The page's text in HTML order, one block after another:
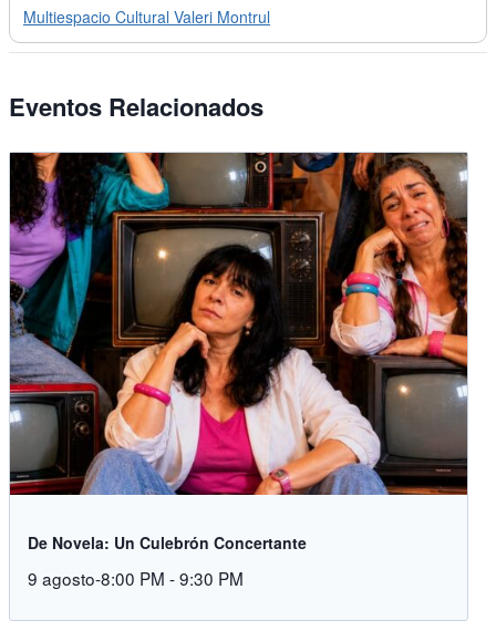
Multiespacio Cultural Valeri Montrul
Eventos Relacionados
De Novela: Un Culebrón Concertante
9 agosto-8:00 PM -9:30 PM